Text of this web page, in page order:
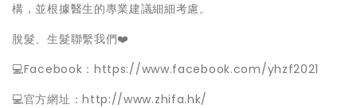
構，並根據醫生的專業建議細細考慮。
脫髮、生髮聯繫我們❤️
💻Facebook：https://www.facebook.com/yhzf2021
💻官方網址：http://www.zhifa.hk/